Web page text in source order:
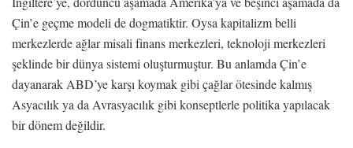
Çin’e geçme modeli de dogmatiktir. Oysa kapitalizm belli
merkezlerde ağlar misali finans merkezleri, teknoloji merkezleri
şeklinde bir dünya sistemi oluşturmuştur. Bu anlamda Çin’e
dayanarak ABD’ye karşı koymak gibi çağlar ötesinde kalmış
Asyacılık ya da Avrasyacılık gibi konseptlerle politika yapılacak
bir dönem değildir.